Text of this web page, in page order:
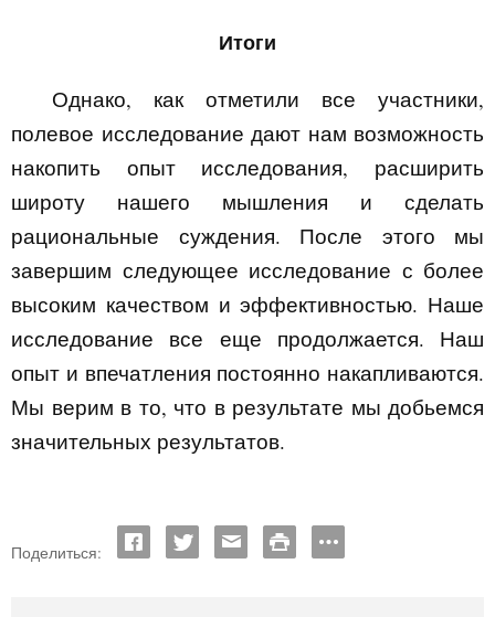
Итоги
Однако, как отметили все участники,
полевое исследование дают нам возможность
накопить опыт исследования, расширить
широту нашего мышления и сделать
рациональные суждения. После этого мы
завершим следующее исследование с более
высоким качеством и эффективностью. Наше
исследование все еще продолжается. Наш
опыт и впечатления постоянно накапливаются.
Мы верим в то, что в результате мы добьемся
значительных результатов.
Поделиться: